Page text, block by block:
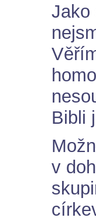
Jako
Bibli
v